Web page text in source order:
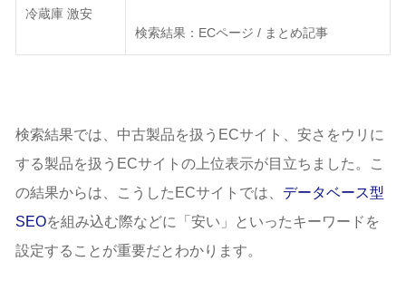
冷蔵庫 激安
検索結果：ECページ / まとめ記事
検索結果では、中古製品を扱うECサイト、安さをウリに
する製品を扱うECサイトの上位表示が目立ちました。こ
の結果からは、こうしたECサイトでは、 データベース型
SEOを組み込む際などに「安い」といったキーワードを
設定することが重要だとわかります。